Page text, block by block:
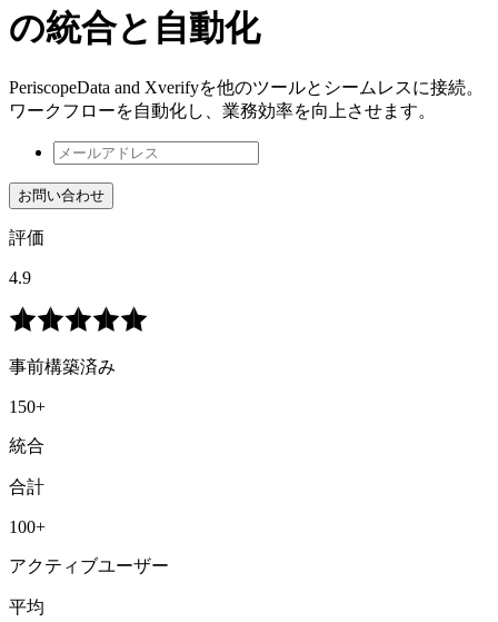
の統合と自動化
PeriscopeData and Xverifyを他のツールとシームレスに接続。
ワークフローを自動化し、業務効率を向上させます。
お問い合わせ
評価
4.9
事前構築済み
150+
統合
合計
100+
アクティブユーザー
平均